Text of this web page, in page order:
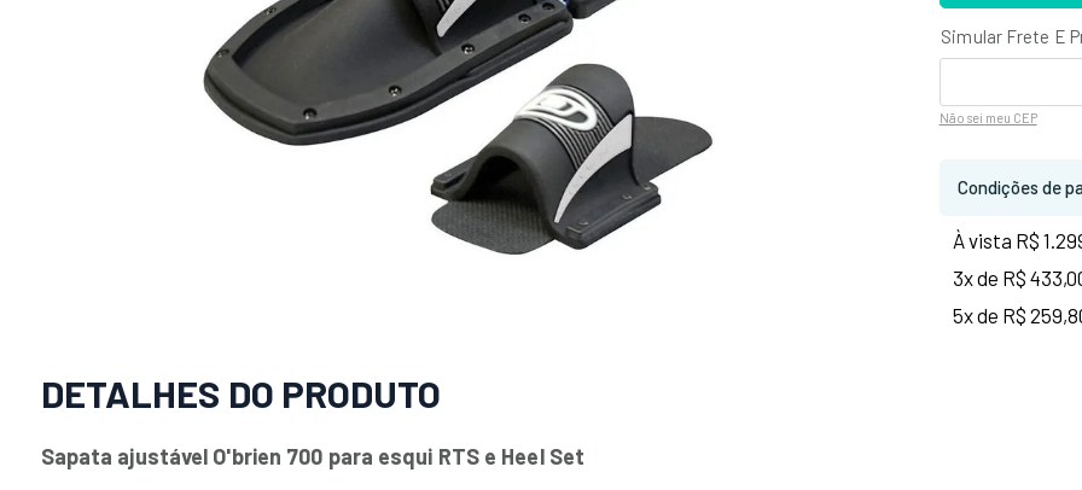
DETALHES DO PRODUTO
Sapata ajustável O'brien 700 para esqui RTS e Heel Set
Não sei meu CEP
Condições de
À vista R$
3x de R$
5x de R$